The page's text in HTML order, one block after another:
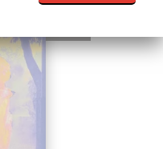
na sklade